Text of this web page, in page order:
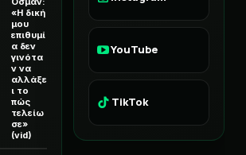
«Η δική
μου
επιθυμί
α δεν
γινότα
ν να
αλλάξε
ι το
πώς
τελείω
σε»
(vid)
YouTube
TikTok